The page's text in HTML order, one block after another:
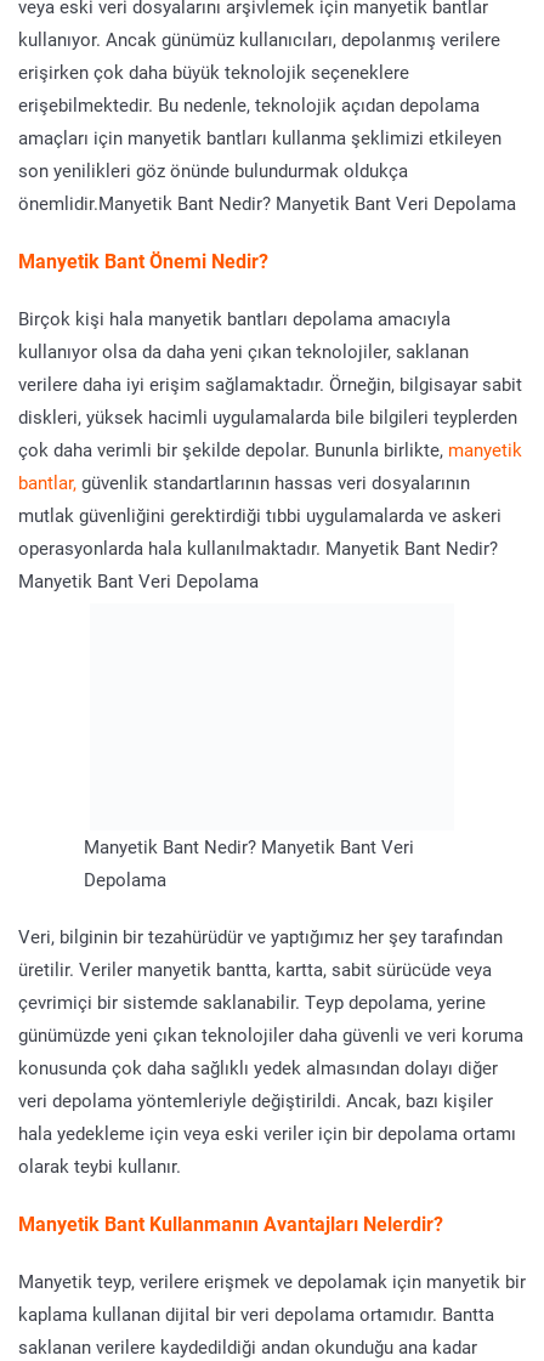
veya eski veri dosyalarını arşivlemek için manyetik bantlar
kullanıyor. Ancak günümüz kullanıcıları, depolanmış verilere
erişirken çok daha büyük teknolojik seçeneklere
erişebilmektedir. Bu nedenle, teknolojik açıdan depolama
amaçları için manyetik bantları kullanma şeklimizi etkileyen
son yenilikleri göz önünde bulundurmak oldukça
önemlidir.Manyetik Bant Nedir? Manyetik Bant Veri Depolama
Manyetik Bant Önemi Nedir?
Birçok kişi hala manyetik bantları depolama amacıyla
kullanıyor olsa da daha yeni çıkan teknolojiler, saklanan
verilere daha iyi erişim sağlamaktadır. Örneğin, bilgisayar sabit
diskleri, yüksek hacimli uygulamalarda bile bilgileri teyplerden
çok daha verimli bir şekilde depolar. Bununla birlikte, manyetik
bantlar, güvenlik standartlarının hassas veri dosyalarının
mutlak güvenliğini gerektirdiği tıbbi uygulamalarda ve askeri
operasyonlarda hala kullanılmaktadır. Manyetik Bant Nedir?
Manyetik Bant Veri Depolama
Manyetik Bant Nedir? Manyetik Bant Veri
Depolama
Veri, bilginin bir tezahürüdür ve yaptığımız her şey tarafından
üretilir. Veriler manyetik bantta, kartta, sabit sürücüde veya
çevrimiçi bir sistemde saklanabilir. Teyp depolama, yerine
günümüzde yeni çıkan teknolojiler daha güvenli ve veri koruma
konusunda çok daha sağlıklı yedek almasından dolayı diğer
veri depolama yöntemleriyle değiştirildi. Ancak, bazı kişiler
hala yedekleme için veya eski veriler için bir depolama ortamı
olarak teybi kullanır.
Manyetik Bant Kullanmanın Avantajları Nelerdir?
Manyetik teyp, verilere erişmek ve depolamak için manyetik bir
kaplama kullanan dijital bir veri depolama ortamıdır. Bantta
saklanan verilere kaydedildiği andan okunduğu ana kadar